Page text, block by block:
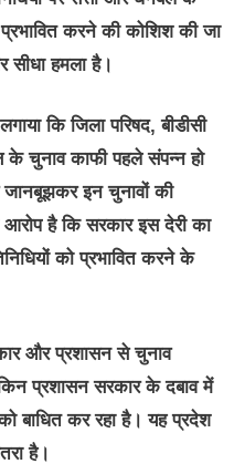
करने की कोशिश की जा
सीधा हमला है।
कि जिला परिषद, बीडीसी
के चुनाव काफी पहले संपन्न हो
इन चुनावों की
आरोप है कि सरकार इस देरी का
को प्रभावित करने के
और प्रशासन से चुनाव
प्रशासन सरकार के दबाव में
बाधित कर रहा है। यह प्रदेश
है।